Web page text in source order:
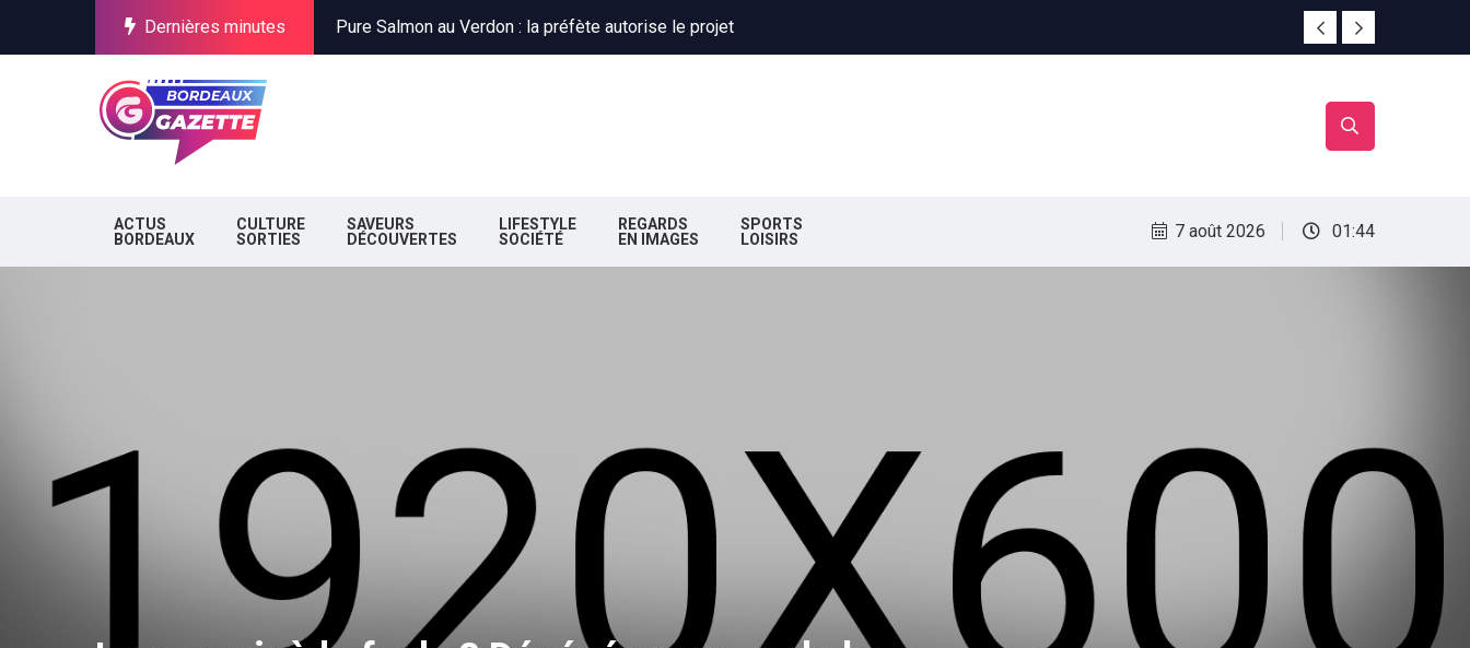
Dernières minutes
Incendies en Gironde : Obispo, Zazie et Renaud réunis pour un concert caritatif à Floirac
Stationnement à Bordeaux : la nouvelle majorité change de cap
ACTUS
BORDEAUX
CULTURE
SORTIES
SAVEURS
DÉCOUVERTES
LIFESTYLE
SOCIÉTÉ
REGARDS
EN IMAGES
SPORTS
LOISIRS
7 août 2026 01:44